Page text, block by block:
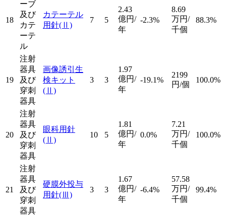
18
ーブ
及び
カテ
ーテ
ル
カテーテル
用針(Ⅱ)
7 5
2.43
億円/
年
-2.3%
8.69
万円/
千個
88.3%
19
注射
器具
及び
穿刺
器具
画像誘引生
検キット
(Ⅱ)
3 3
1.97
億円/
年
-19.1%
2199
円/個
100.0%
20
注射
器具
及び
穿刺
器具
眼科用針
(Ⅱ)
10 5
1.81
億円/
年
0.0%
7.21
万円/
千個
100.0%
21
注射
器具
及び
穿刺
器具
硬膜外投与
用針(Ⅲ)
3 3
1.67
億円/
年
-6.4%
57.58
万円/
千個
99.4%